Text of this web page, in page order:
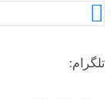
تلگرام: